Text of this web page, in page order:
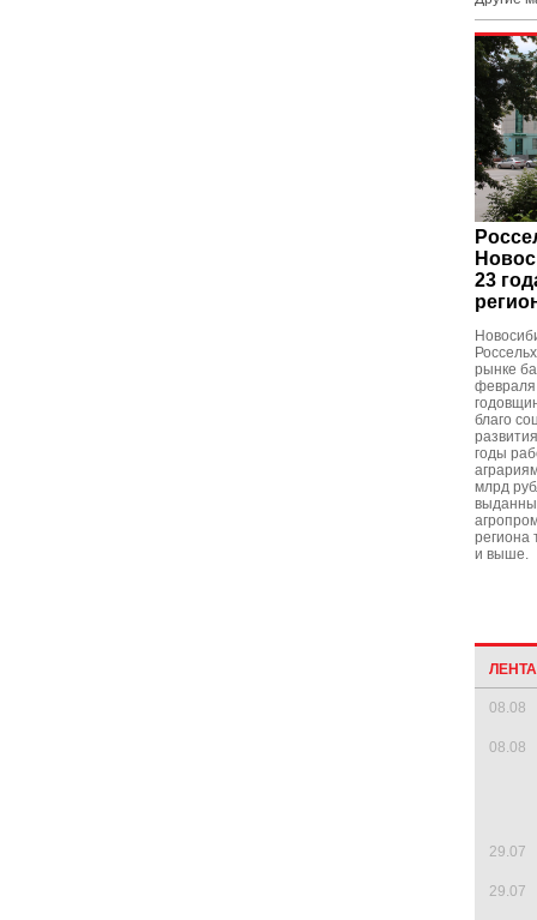
23
рынке
февраля
благо
годы
млрд
региона
и выше.
08.08
08.08
29.07
29.07